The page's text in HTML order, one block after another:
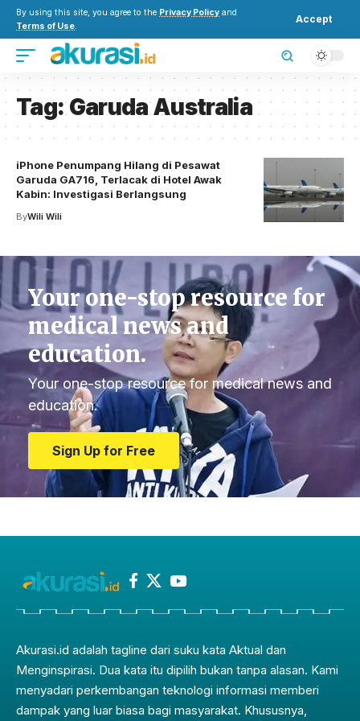
By using this site, you agree to the Privacy Policy and
Terms of Use.
Accept
Tag:Garuda Australia
iPhone Penumpang Hilang di Pesawat
Garuda GA716, Terlacak di Hotel Awak
Kabin: Investigasi Berlangsung
ByWili Wili
Your one-stop resource for
medical news and
education.
Your one-stop resource for medical news and
education.
Sign Up for Free
Akurasi.id adalah tagline dari suku kata Aktual dan
Menginspirasi. Dua kata itu dipilih bukan tanpa alasan. Kami
menyadari perkembangan teknologi informasi memberi
dampak yang luar biasa bagi masyarakat. Khususnya,